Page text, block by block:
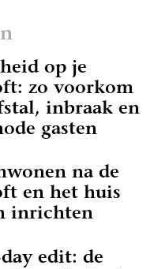
op je
zo voorkom
inbraak en
gasten
na de
en het huis
inrichten
day edit: de